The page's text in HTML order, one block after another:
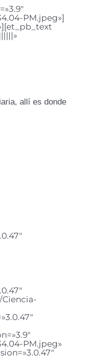
PM.jpeg»]
allí es donde
PM.jpeg»